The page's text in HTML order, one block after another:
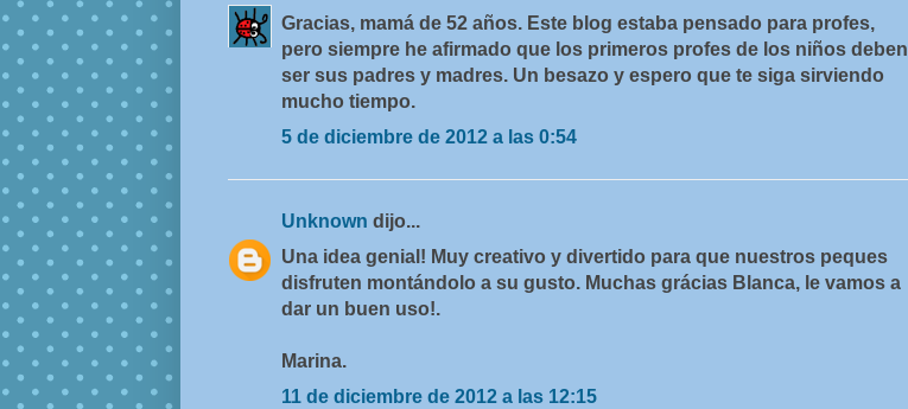
Gracias, mamá de 52 años. Este blog estaba pensado para profes,
pero siempre he afirmado que los primeros profes de los niños deben
ser sus padres y madres. Un besazo y espero que te siga sirviendo
mucho tiempo.
5 de diciembre de 2012 a las 0:54
Unknown dijo...
Una idea genial! Muy creativo y divertido para que nuestros peques
disfruten montándolo a su gusto. Muchas grácias Blanca, le vamos a
dar un buen uso!.
Marina.
11 de diciembre de 2012 a las 12:15